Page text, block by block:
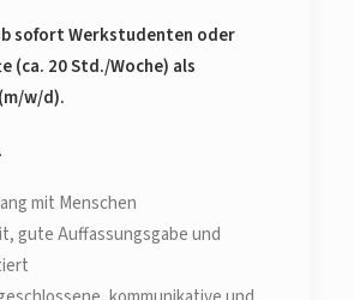
sofort Werkstudenten oder
(ca. 20 Std./Woche) als
w/d).
mit Menschen
gute Auffassungsgabe und